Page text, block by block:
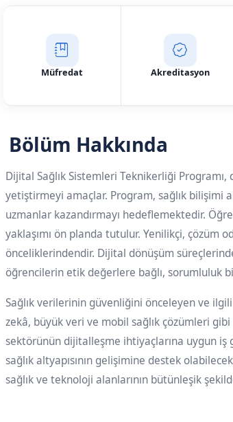
Müfredat Akreditasyon
Bölüm Hakkında
Dijital Sağlık Sistemleri Teknikerliği
yetiştirmeyi amaçlar. Program, sağlık bilişimi
uzmanlar kazandırmayı hedeflemektedir.
yaklaşımı ön planda tutulur. Yenilikçi, çözüm
önceliklerindendir. Dijital dönüşüm
öğrencilerin etik değerlere bağlı, sorumluluk
Sağlık verilerinin güvenliğini önceleyen ve
zekâ, büyük veri ve mobil sağlık çözümleri
sektörünün dijitalleşme ihtiyaçlarına uygun iş
sağlık altyapısının gelişimine destek
sağlık ve teknoloji alanlarının bütünleşik